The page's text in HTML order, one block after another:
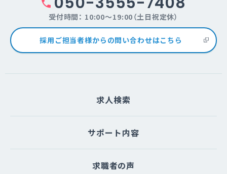
受付時間： 10:00～19:00（土日祝定休）
採用ご担当者様からの問い合わせはこちら
求人検索
サポート内容
求職者の声